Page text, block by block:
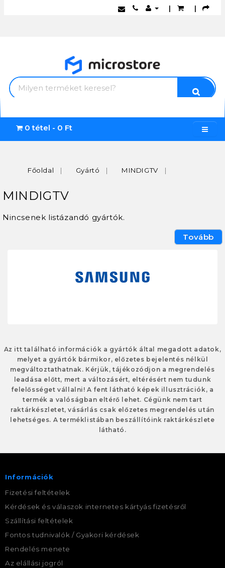
| |
0 tétel - 0 Ft
Főoldal Gyártó MINDIGTV
MINDIGTV
Nincsenek listázandó gyártók.
Tovább
Az itt található információk a gyártók által megadott adatok,
melyet a gyártók bármikor, előzetes bejelentés nélkül
megváltoztathatnak. Kérjük, tájékozódjon a megrendelés
leadása előtt, mert a változásért, eltérésért nem tudunk
felelősséget vállalni! A fent látható képek illusztrációk, a
termék a valóságban eltérő lehet. Cégünk nem tart
raktárkészletet, vásárlás csak előzetes megrendelés után
lehetséges. A terméklistában beszállítóink raktárkészlete
látható.
Információk
Fizetési feltételek
Kérdések és válaszok internetes kártyás fizetésről
Szállítási feltételek
Fontos tudnivalók / Gyakori kérdések
Rendelés menete
Az elállási jogról